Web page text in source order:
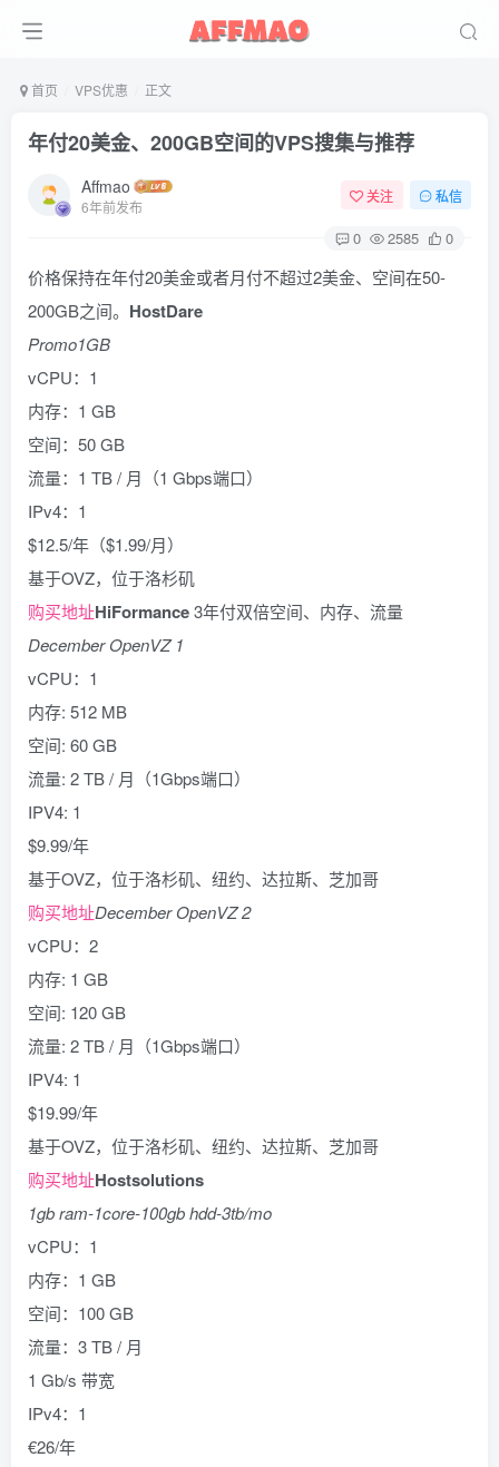
首页 VPS优惠 正文
年付20美金、200GB空间的VPS搜集与推荐
Affmao
6年前发布
关注 私信
0 2585 0
价格保持在年付20美金或者月付不超过2美金、空间在50-
200GB之间。 HostDare
Promo1GB
vCPU：1
内存：1 GB
空间：50 GB
流量：1 TB / 月（1 Gbps端口）
IPv4：1
$12.5/年（$1.99/月）
基于OVZ，位于洛杉矶
购买地址HiFormance3年付双倍空间、内存、流量
December OpenVZ 1
vCPU：1
内存: 512 MB
空间: 60 GB
流量: 2 TB / 月（1Gbps端口）
IPV4: 1
$9.99/年
基于OVZ，位于洛杉矶、纽约、达拉斯、芝加哥
购买地址December OpenVZ 2
vCPU：2
内存: 1 GB
空间: 120 GB
流量: 2 TB / 月（1Gbps端口）
IPV4: 1
$19.99/年
基于OVZ，位于洛杉矶、纽约、达拉斯、芝加哥
购买地址Hostsolutions
1gb ram-1core-100gb hdd-3tb/mo
vCPU：1
内存：1 GB
空间：100 GB
流量：3 TB / 月
1 Gb/s 带宽
IPv4：1
€26/年